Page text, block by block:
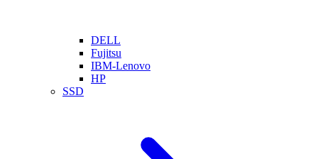
DELL
Fujitsu
IBM-Lenovo
HP
SSD